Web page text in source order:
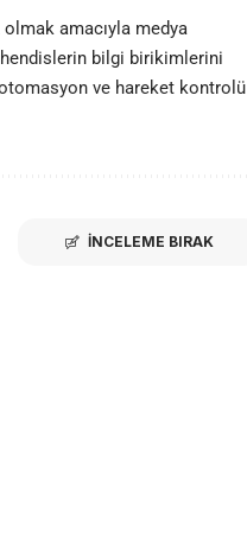
amacıyla medya
bilgi birikimlerini
ve hareket kontrolü
İNCELEME BIRAK